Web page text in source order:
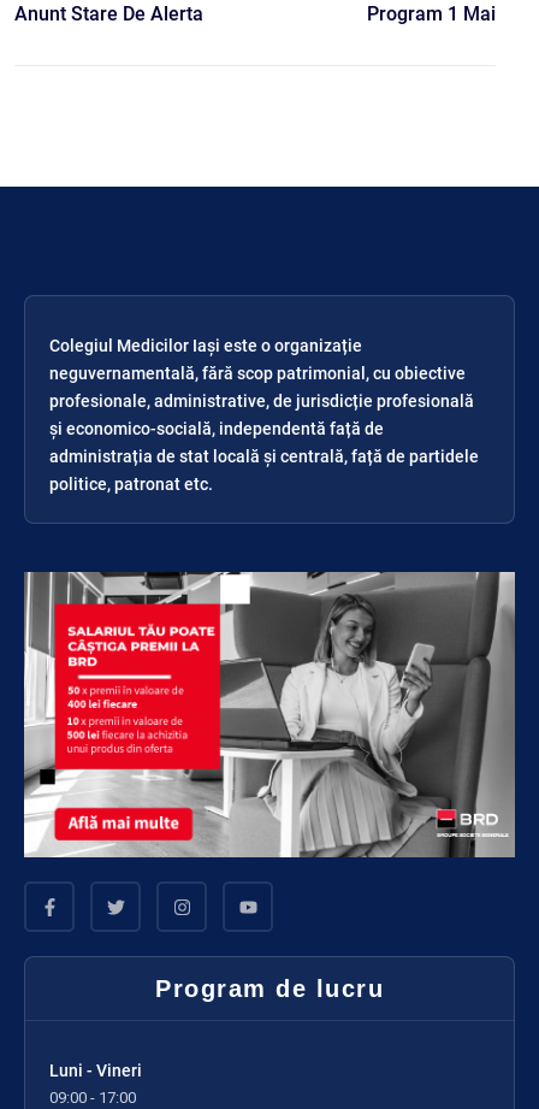
Anunt Stare De Alerta
Program 1 Mai
Colegiul Medicilor Iași este o organizație
neguvernamentală, fără scop patrimonial, cu obiective
profesionale, administrative, de jurisdicție profesională
și economico-socială, independentă față de
administrația de stat locală și centrală, față de partidele
politice, patronat etc.
Program de lucru
Luni - Vineri
09:00 - 17:00